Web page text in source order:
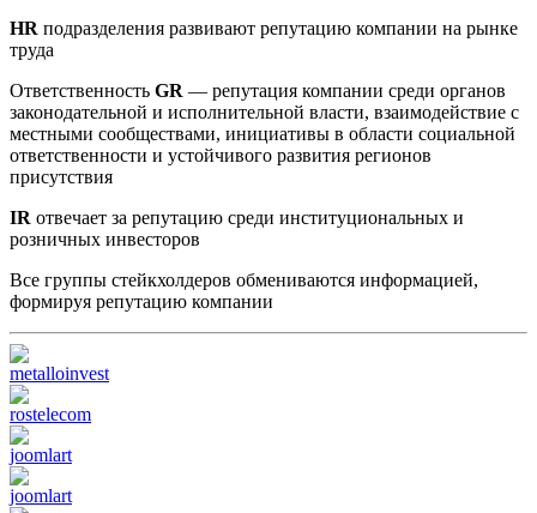
HR подразделения развивают репутацию компании на рынке
труда
Ответственность GR — репутация компании среди органов
законодательной и исполнительной власти, взаимодействие с
местными сообществами, инициативы в области социальной
ответственности и устойчивого развития регионов
присутствия
IR отвечает за репутацию среди институциональных и
розничных инвесторов
Все группы стейкхолдеров обмениваются информацией,
формируя репутацию компании